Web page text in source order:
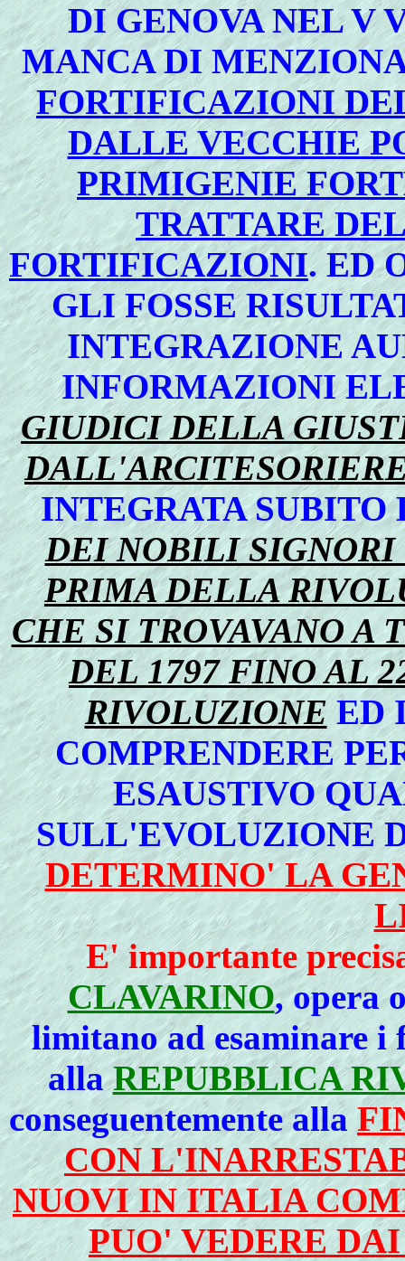
DI GENOVA NEL V
MANCA DI
FORTIFICAZIONI
DALLE VECCHIE
PRIMIGENIE
TRATTARE
FORTIFICAZIONI. ED
GLI FOSSE
INTEGRAZIONE
INFORMAZIONI
GIUDICI DELLA
INTEGRATA
DEI NOBILI SIGNORI
PRIMA DELLA
CHE SI TROVAVANO A
DEL 1797 FINO AL
RIVOLUZIONEED
COMPRENDERE
ESAUSTIVO
SULL'EVOLUZIONE
DETERMINO' LA
E' importante
CLAVARINO, opera
limitano ad esaminare
allaREPUBBLICA
conseguentemente alla
CON
NUOVI IN ITALIA
PUO' VEDERE